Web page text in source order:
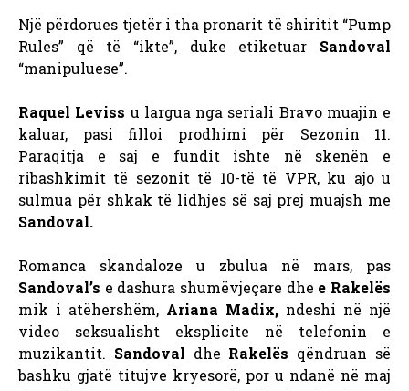
Një përdorues tjetër i tha pronarit të shiritit “Pump
Rules” që të “ikte”, duke etiketuar Sandoval
“manipuluese”.
Raquel Leviss u largua nga seriali Bravo muajin e
kaluar, pasi filloi prodhimi për Sezonin 11.
Paraqitja e saj e fundit ishte në skenën e
ribashkimit të sezonit të 10-të të VPR, ku ajo u
sulmua për shkak të lidhjes së saj prej muajsh me
Sandoval.
Romanca skandaloze u zbulua në mars, pas
Sandoval’s e dashura shumëvjeçare dhe e Rakelës
mik i atëhershëm, Ariana Madix, ndeshi në një
video seksualisht eksplicite në telefonin e
muzikantit. Sandoval dhe Rakelës qëndruan së
bashku gjatë titujve kryesorë, por u ndanë në maj